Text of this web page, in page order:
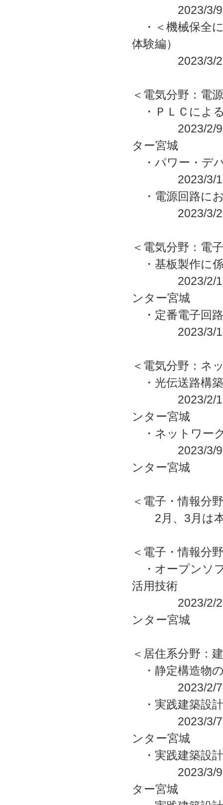
2023/3/9(
・＜機械保全
体験編）
2023/3/
＜電気分野：電
・ＰＬＣによ
2023/2/9(
ター宮城
・パワー・デ
2023/3/
・電源回路に
2023/3/
＜電気分野：電
・基板製作に
2023/2/16(
ンター宮城
・定番電子回
2023/3/
＜電気分野：ネ
・光伝送路構
2023/2/16(
ンター宮城
・ネットワー
2023/3/9(
ンター宮城
＜電子・情報分
2月、3月は本
＜電子・情報分
・オープンソ
活用技術
2023/2/2(
ンター宮城
＜居住系分野：
・静定構造物
2023/2/7(
・実践建築設
2023/3/7(
ンター宮城
・実践建築設
2023/3/9(
ター宮城